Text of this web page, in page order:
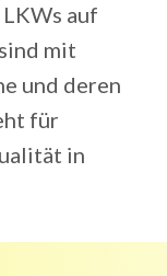
auf
mit
und deren
für
in